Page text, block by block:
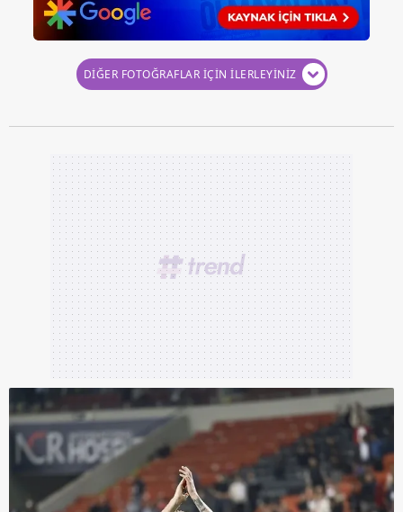
reklam/pazarlama faaliyetlerinin yapılması, amaçlarıyla
sınırlı olarak açık rızanız dahilinde kullanılacaktır.
Çerezlere ilişkin tercihlerinizi aşağıda yer alan panel
vasıtasıyla belirleyebilirsiniz. Çerezlere ilişkin detaylı bilgi
6698 sayılı Kişisel Verilerin Korunması Kanunu uyarınca
hazırlanmış Aydınlatma Metnimizi okumak ve sitemizde
ilgili mevzuata uygun olarak kullanılan çerezlerle ilgili bilgi
almak için lütfentıklayınız .
DİĞER FOTOĞRAFLAR İÇİN İLERLEYİNİZ